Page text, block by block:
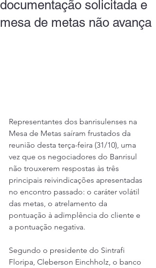
documentação solicitada e
mesa de metas não avança
Representantes dos banrisulenses na
Mesa de Metas saíram frustados da
reunião desta terça-feira (31/10), uma
vez que os negociadores do Banrisul
não trouxerem respostas às três
principais reivindicações apresentadas
no encontro passado: o caráter volátil
das metas, o atrelamento da
pontuação à adimplência do cliente e
a pontuação negativa.
Segundo o presidente do Sintrafi
Floripa, Cleberson Einchholz, o banco